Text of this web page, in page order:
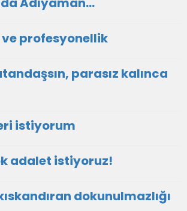
profesyonellik
parasız kalınca
istiyorum
adalet istiyoruz!
dokunulmazlığı